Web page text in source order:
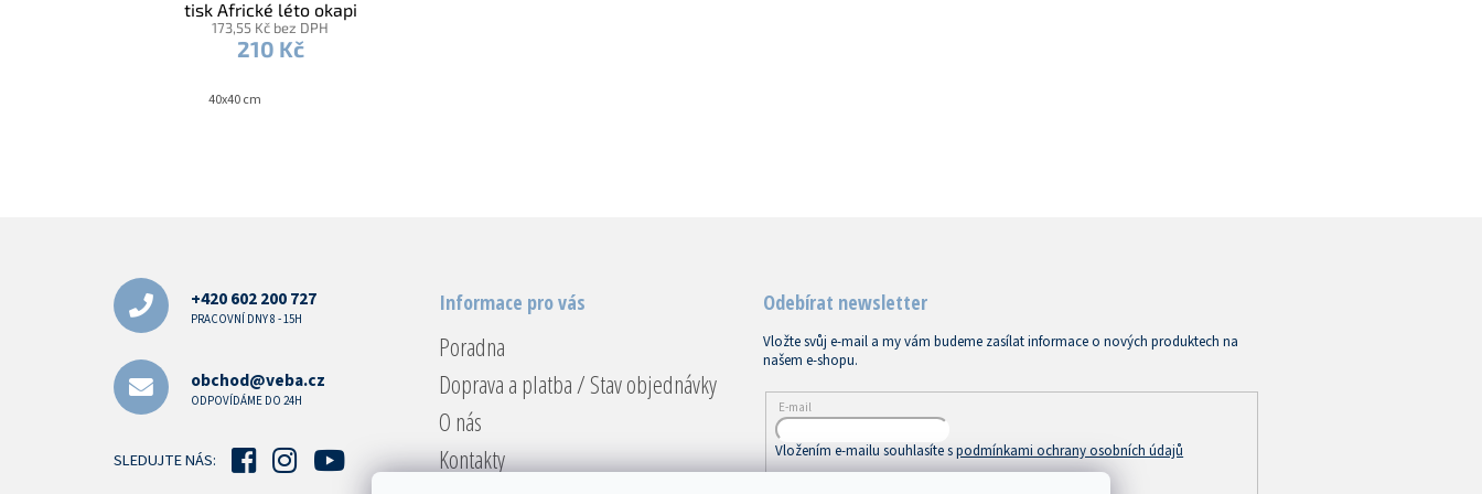
tisk Africké léto okapi
173,55 Kč bez DPH
210 Kč
40x40 cm
+420 602 200 727
PRACOVNÍ DNY 8 - 15H
obchod@veba.cz
ODPOVÍDÁME DO 24H
SLEDUJTE NÁS:
Informace pro vás
Poradna
Doprava a platba / Stav objednávky
O nás
Kontakty
Odebírat newsletter
Vložte svůj e-mail a my vám budeme zasílat informace o nových produktech na
našem e-shopu.
E-mail
Vložením e-mailu souhlasíte spodmínkami ochrany osobních údajů